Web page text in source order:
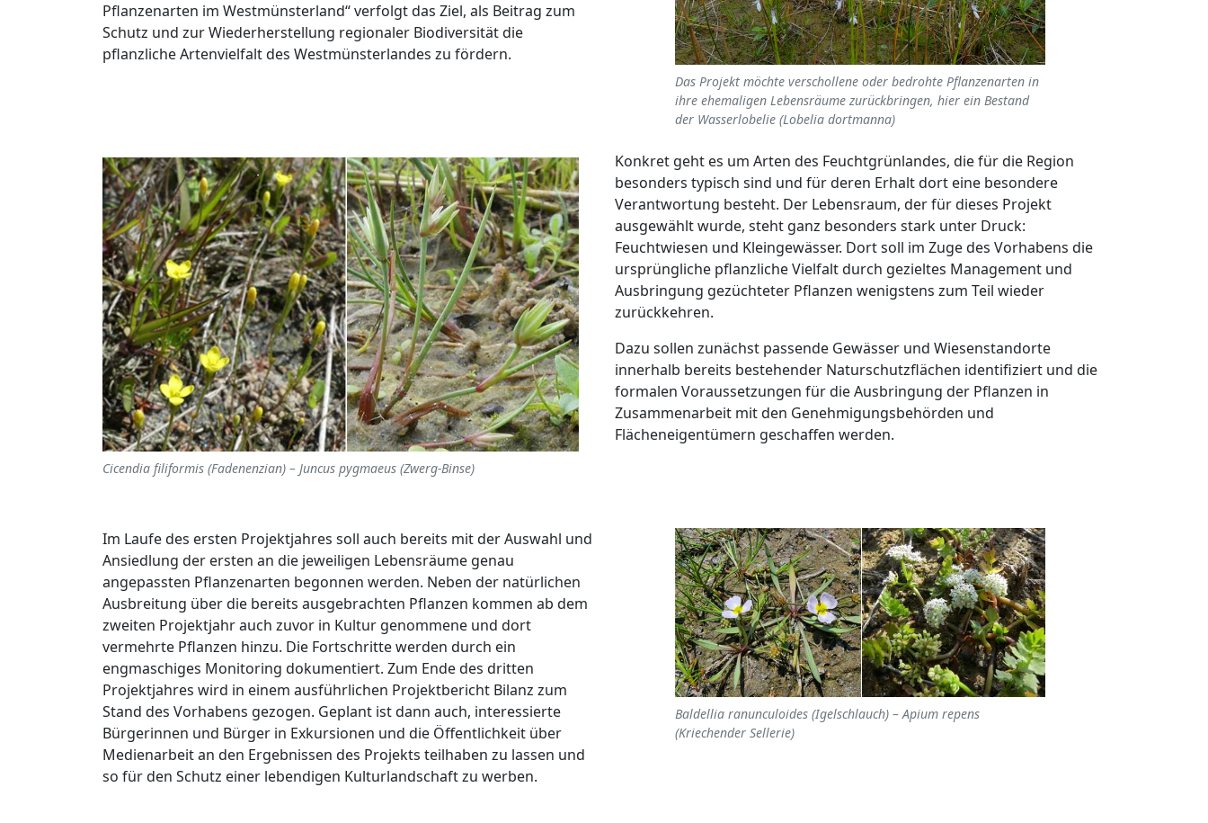
Das Projekt möchte verschollene oder bedrohte Pflanzenarten in
ihre ehemaligen Lebensräume zurückbringen, hier ein Bestand
der Wasserlobelie (Lobelia dortmanna)
Pflanzenarten im Westmünsterland“ verfolgt das Ziel, als Beitrag zum
Schutz und zur Wiederherstellung regionaler Biodiversität die
pflanzliche Artenvielfalt des Westmünsterlandes zu fördern.
Cicendia filiformis (Fadenenzian) – Juncus pygmaeus (Zwerg-Binse)
Konkret geht es um Arten des Feuchtgrünlandes, die für die Region
besonders typisch sind und für deren Erhalt dort eine besondere
Verantwortung besteht. Der Lebensraum, der für dieses Projekt
ausgewählt wurde, steht ganz besonders stark unter Druck:
Feuchtwiesen und Kleingewässer. Dort soll im Zuge des Vorhabens die
ursprüngliche pflanzliche Vielfalt durch gezieltes Management und
Ausbringung gezüchteter Pflanzen wenigstens zum Teil wieder
zurückkehren.
Dazu sollen zunächst passende Gewässer und Wiesenstandorte
innerhalb bereits bestehender Naturschutzflächen identifiziert und die
formalen Voraussetzungen für die Ausbringung der Pflanzen in
Zusammenarbeit mit den Genehmigungsbehörden und
Flächeneigentümern geschaffen werden.
Baldellia ranunculoides (Igelschlauch) – Apium repens
(Kriechender Sellerie)
Im Laufe des ersten Projektjahres soll auch bereits mit der Auswahl und
Ansiedlung der ersten an die jeweiligen Lebensräume genau
angepassten Pflanzenarten begonnen werden. Neben der natürlichen
Ausbreitung über die bereits ausgebrachten Pflanzen kommen ab dem
zweiten Projektjahr auch zuvor in Kultur genommene und dort
vermehrte Pflanzen hinzu. Die Fortschritte werden durch ein
engmaschiges Monitoring dokumentiert. Zum Ende des dritten
Projektjahres wird in einem ausführlichen Projektbericht Bilanz zum
Stand des Vorhabens gezogen. Geplant ist dann auch, interessierte
Bürgerinnen und Bürger in Exkursionen und die Öffentlichkeit über
Medienarbeit an den Ergebnissen des Projekts teilhaben zu lassen und
so für den Schutz einer lebendigen Kulturlandschaft zu werben.